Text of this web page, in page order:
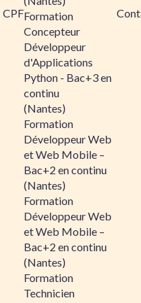
CPFFormation
Concepteur
Développeur
d'Applications
Python - Bac+3 en
continu
(Nantes)
Formation
Développeur Web
et Web Mobile –
Bac+2 en continu
(Nantes)
Formation
Développeur Web
et Web Mobile –
Bac+2 en continu
(Nantes)
Formation
Technicien